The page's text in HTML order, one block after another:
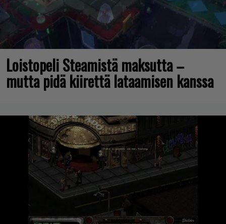
Loistopeli Steamistä maksutta –
mutta pidä kiirettä lataamisen kanssa